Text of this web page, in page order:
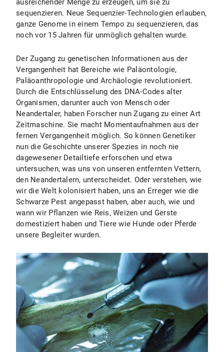
ausreichender Menge zu erzeugen, um sie zu
sequenzieren. Neue Sequenzier-Technologien erlauben,
ganze Genome in einem Tempo zu sequenzieren, das
noch vor 15 Jahren für unmöglich gehalten wurde.
Der Zugang zu genetischen Informationen aus der
Vergangenheit hat Bereiche wie Paläontologie,
Paläoanthropologie und Archäologie revolutioniert.
Durch die Entschlüsselung des DNA-Codes alter
Organismen, darunter auch von Mensch oder
Neandertaler, haben Forscher nun Zugang zu einer Art
Zeitmaschine. Sie macht Momentaufnahmen aus der
fernen Vergangenheit möglich. So können Genetiker
nun die Geschichte unserer Spezies in noch nie
dagewesener Detailtiefe erforschen und etwa
untersuchen, was uns von unseren entfernten Vettern,
den Neandertalern, unterscheidet. Oder verstehen, wie
wir die Welt kolonisiert haben, uns an Erreger wie die
Schwarze Pest angepasst haben, aber auch, wie und
wann wir Pflanzen wie Reis, Weizen und Gerste
domestiziert haben und Tiere wie Hunde oder Pferde
unsere Begleiter wurden.